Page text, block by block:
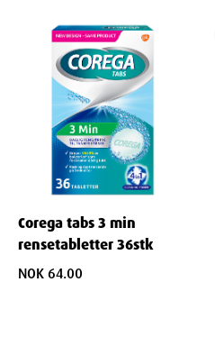
Corega tabs 3 min
rensetabletter 36stk
NOK 64.00